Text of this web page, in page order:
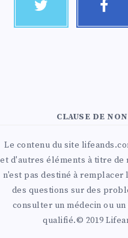
CLAUSE DE
Le contenu du site
et d'autres éléments à titre de
n'est pas destiné à remplacer
des questions sur des
consulter un médecin ou
qualifié.© 2019